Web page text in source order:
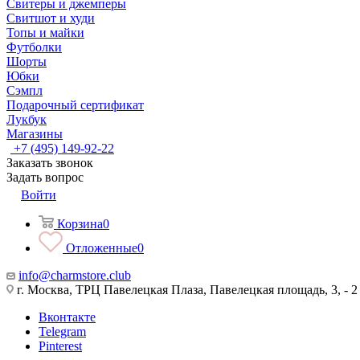
Свитеры и джемперы
Свитшот и худи
Топы и майки
Футболки
Шорты
Юбки
Сэмпл
Подарочный сертификат
Лукбук
Магазины
+7 (495) 149-92-22
Заказать звонок
Задать вопрос
Войти
Корзина0
Отложенные0
info@charmstore.club
г. Москва, ТРЦ Павелецкая Плаза, Павелецкая площадь, 3, - 2
Вконтакте
Telegram
Pinterest